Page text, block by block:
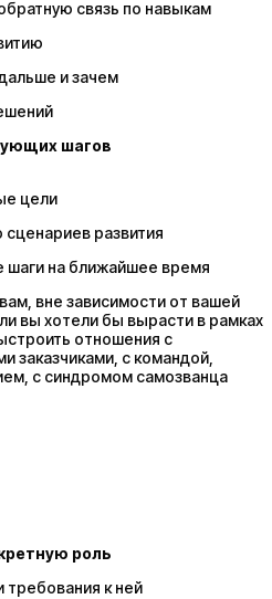
связь по навыкам
и зачем
шагов
цели
развития
шаги на ближайшее время
вне зависимости от вашей
вы хотели бы вырасти в рамках
отношения с
заказчиками, с командой,
с синдромом самозванца
роль
требования к ней